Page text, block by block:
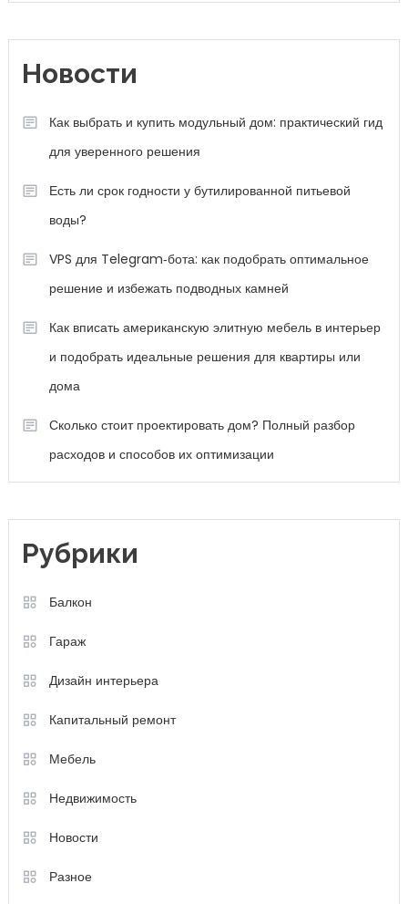
Новости
Как выбрать и купить модульный дом: практический гид
для уверенного решения
Есть ли срок годности у бутилированной питьевой
воды?
VPS для Telegram‑бота: как подобрать оптимальное
решение и избежать подводных камней
Как вписать американскую элитную мебель в интерьер
и подобрать идеальные решения для квартиры или
дома
Сколько стоит проектировать дом? Полный разбор
расходов и способов их оптимизации
Рубрики
Балкон
Гараж
Дизайн интерьера
Капитальный ремонт
Мебель
Недвижимость
Новости
Разное